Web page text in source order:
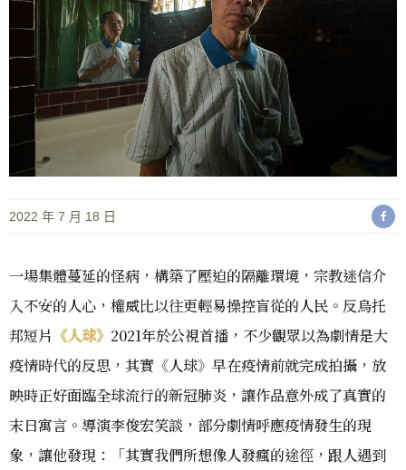
2022 年 7 月 18 日
一場集體蔓延的怪病，構築了壓迫的隔離環境，宗教迷信介
入不安的人心，權威比以往更輕易操控盲從的人民。反烏托
邦短片 《人球》 2021年於公視首播，不少觀眾以為劇情是大
疫情時代的反思，其實《人球》早在疫情前就完成拍攝，放
映時正好面臨全球流行的新冠肺炎，讓作品意外成了真實的
末日寓言。導演李俊宏笑談，部分劇情呼應疫情發生的現
象，讓他發現：「其實我們所想像人發瘋的途徑，跟人遇到